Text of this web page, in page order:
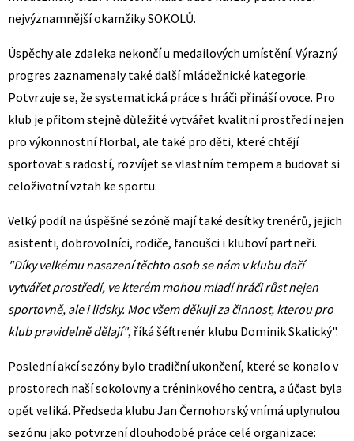
nejvýznamnější okamžiky SOKOLŮ.
Úspěchy ale zdaleka nekončí u medailových umístění. Výrazný
progres zaznamenaly také další mládežnické kategorie.
Potvrzuje se, že systematická práce s hráči přináší ovoce. Pro
klub je přitom stejně důležité vytvářet kvalitní prostředí nejen
pro výkonnostní florbal, ale také pro děti, které chtějí
sportovat s radostí, rozvíjet se vlastním tempem a budovat si
celoživotní vztah ke sportu.
Velký podíl na úspěšné sezóně mají také desítky trenérů, jejich
asistenti, dobrovolníci, rodiče, fanoušci i kluboví partneři.
"Díky velkému nasazení těchto osob se nám v klubu daří
vytvářet prostředí, ve kterém mohou mladí hráči růst nejen
sportovně, ale i lidsky. Moc všem děkuji za činnost, kterou pro
klub pravidelně dělají", říká šéftrenér klubu Dominik Skalický".
Poslední akcí sezóny bylo tradiční ukončení, které se konalo v
prostorech naší sokolovny a tréninkového centra, a účast byla
opět veliká. Předseda klubu Jan Černohorský vnímá uplynulou
sezónu jako potvrzení dlouhodobé práce celé organizace: